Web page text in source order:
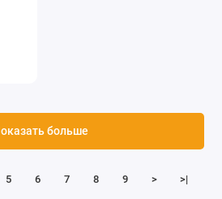
5 6 7 8 9 > >|
больше